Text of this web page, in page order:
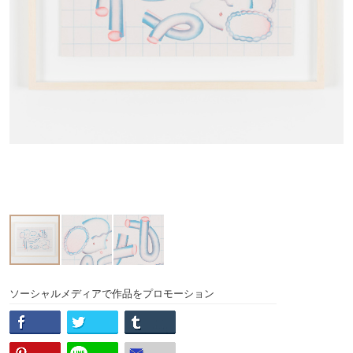
ソーシャルメディアで作品をプロモーション